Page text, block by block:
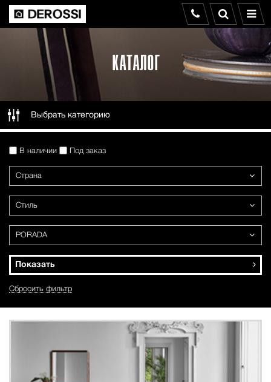
КАТАЛОГ
Выбрать категорию
В наличии Под заказ
Страна
Стиль
PORADA
Показать
Сбросить фильтр